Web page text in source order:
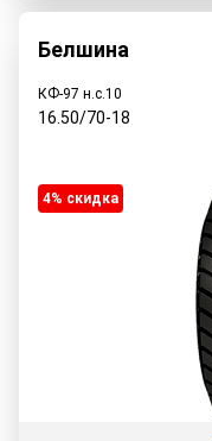
Белшина
КФ-97 н.с.10
16.50/70-18
4% cкидка